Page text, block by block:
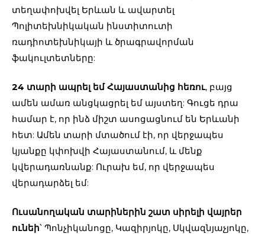
տեղափոխվել Երևան և ավարտել
Պոլիտեխնիկական ինստիտուտի
ռադիոտեխնիկայի և ծրագրավորման
ֆակուլտետները:
24 տարի ապրել եմ Հայաստանից հեռու, բայց
ամեն ամառ անցկացրել եմ այստեղ: Գուցե դրա
համար է, որ ինձ միշտ ասոցացնում են Երևանի
հետ: Ամեն տարի մտածում էի, որ վերջապես
կյանքը կփոխվի Հայաստանում, և մենք
կվերադառնանք: Ուրախ եմ, որ վերջապես
վերադարձել եմ:
Ուսանողական տարիներին շատ սիրելի վայրեր
ունեի՝ Պոնչիկանոցը, Կազիրյոկը, Սկվազնյաչյոկը,